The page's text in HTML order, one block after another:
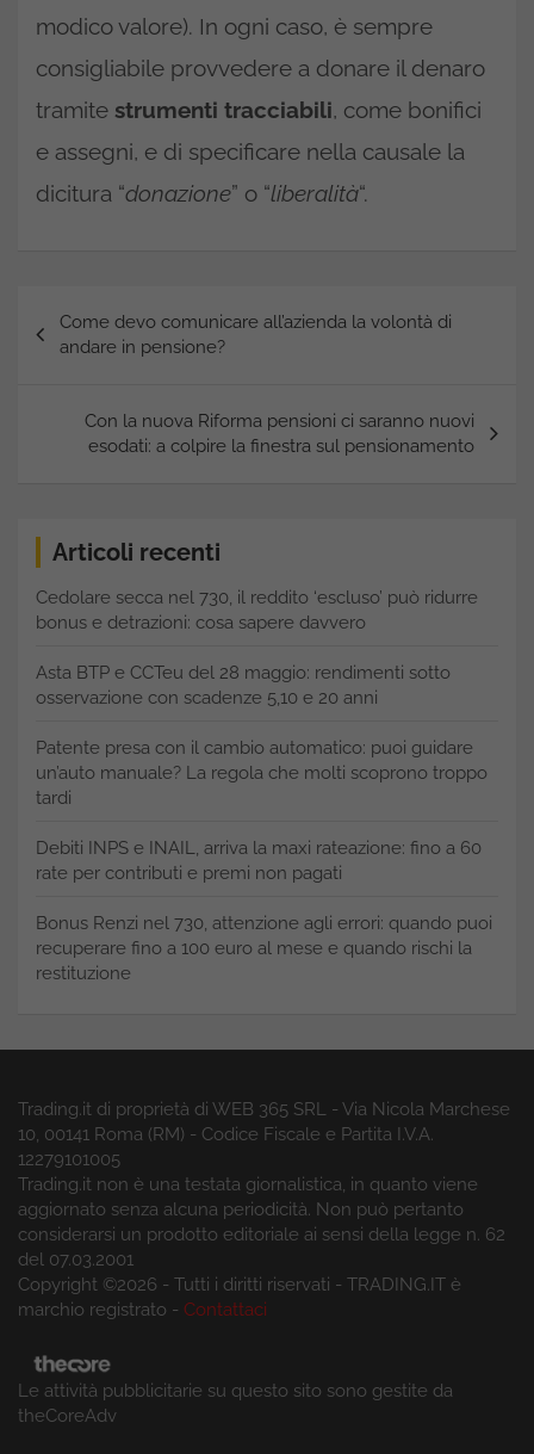
modico valore). In ogni caso, è sempre
consigliabile provvedere a donare il denaro
tramite strumenti tracciabili, come bonifici
e assegni, e di specificare nella causale la
dicitura “donazione” o “liberalità“.
articoli
Come devo comunicare all’azienda la volontà di
andare in pensione?
Con la nuova Riforma pensioni ci saranno nuovi
esodati: a colpire la finestra sul pensionamento
Articoli recenti
Cedolare secca nel 730, il reddito ‘escluso’ può ridurre
bonus e detrazioni: cosa sapere davvero
Asta BTP e CCTeu del 28 maggio: rendimenti sotto
osservazione con scadenze 5,10 e 20 anni
Patente presa con il cambio automatico: puoi guidare
un’auto manuale? La regola che molti scoprono troppo
tardi
Debiti INPS e INAIL, arriva la maxi rateazione: fino a 60
rate per contributi e premi non pagati
Bonus Renzi nel 730, attenzione agli errori: quando puoi
recuperare fino a 100 euro al mese e quando rischi la
restituzione
Trading.it di proprietà di WEB 365 SRL - Via Nicola Marchese
10, 00141 Roma (RM) - Codice Fiscale e Partita I.V.A.
12279101005
Trading.it non è una testata giornalistica, in quanto viene
aggiornato senza alcuna periodicità. Non può pertanto
considerarsi un prodotto editoriale ai sensi della legge n. 62
del 07.03.2001
Copyright ©2026 - Tutti i diritti riservati - TRADING.IT è
marchio registrato - Contattaci
Le attività pubblicitarie su questo sito sono gestite da
theCoreAdv